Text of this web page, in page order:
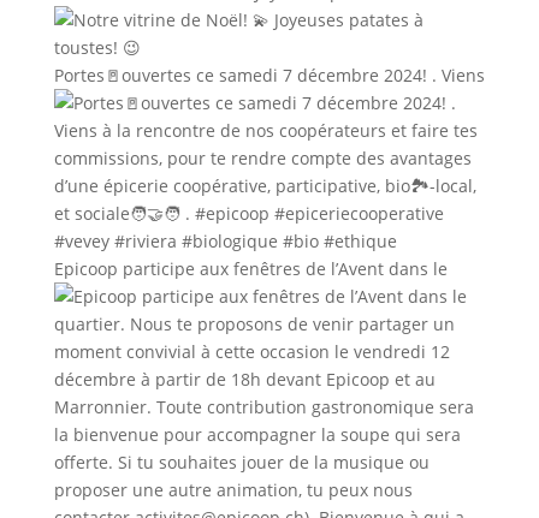
Portes🚪ouvertes ce samedi 7 décembre 2024! . Viens
Epicoop participe aux fenêtres de l’Avent dans le